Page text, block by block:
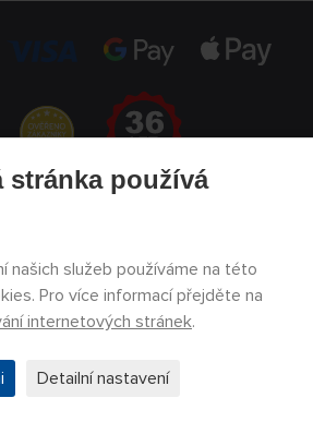
REGISTROVAT
osobních údajů
stránka používá
našich služeb používáme na této
Pro více informací přejděte na
internetových stránek.
Detailní nastavení